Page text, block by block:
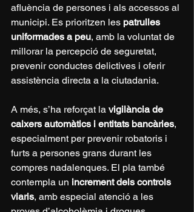
afluència de persones i als accessos al
municipi. Es prioritzen les patrulles
uniformades a peu, amb la voluntat de
millorar la percepció de seguretat,
prevenir conductes delictives i oferir
assistència directa a la ciutadania.
A més, s’ha reforçat la vigilància de
caixers automàtics i entitats bancàries,
especialment per prevenir robatoris i
furts a persones grans durant les
compres nadalenques. El pla també
contempla un increment dels controls
viaris, amb especial atenció a les